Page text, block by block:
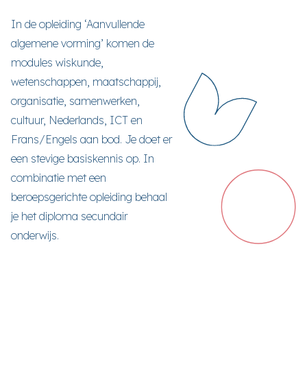
In de opleiding ‘Aanvullende
algemene vorming’ komen de
modules wiskunde,
wetenschappen, maatschappij,
organisatie, samenwerken,
cultuur, Nederlands, ICT en
Frans/Engels aan bod. Je doet er
een stevige basiskennis op. In
combinatie met een
beroepsgerichte opleiding behaal
je het diploma secundair
onderwijs.